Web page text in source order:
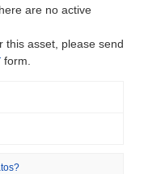
are no active
this asset, please send
form.